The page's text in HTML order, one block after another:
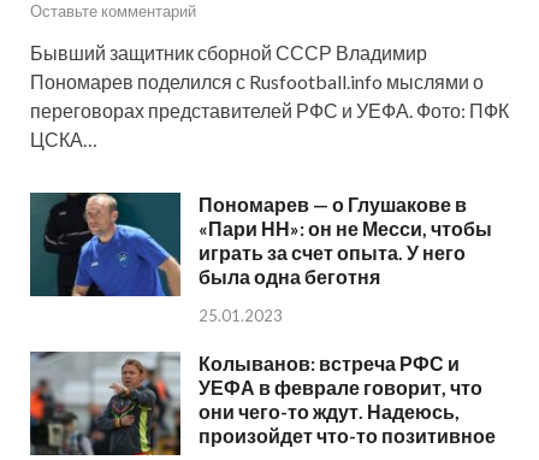
Оставьте комментарий
Бывший защитник сборной СССР Владимир
Пономарев поделился с Rusfootball.info мыслями о
переговорах представителей РФС и УЕФА. Фото: ПФК
ЦСКА…
Пономарев — о Глушакове в
«Пари НН»: он не Месси, чтобы
играть за счет опыта. У него
была одна беготня
25.01.2023
Колыванов: встреча РФС и
УЕФА в феврале говорит, что
они чего-то ждут. Надеюсь,
произойдет что-то позитивное